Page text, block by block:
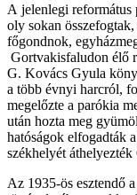
A jelenlegi református
oly sokan
főgondnok,
Gortvakisfaludon élő
G. Kovács Gyula
a több évnyi harcról,
megelőzte a parókia
után hozta meg
hatóságok elfogadták
székhelyét
Az 1935-ös esztendő